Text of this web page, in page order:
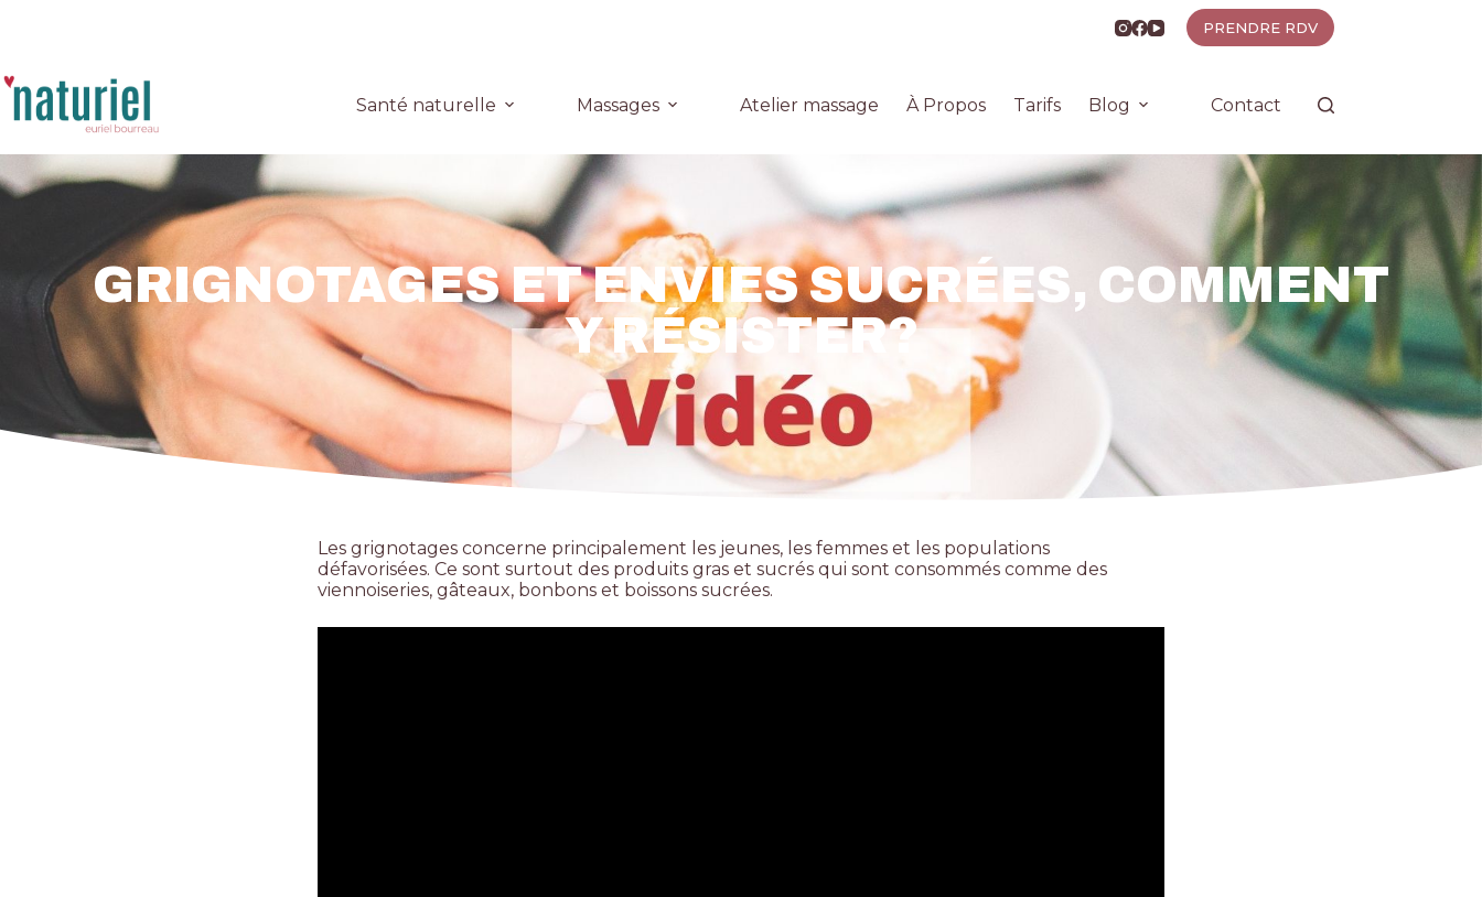
PRENDRE RDV
Santé naturelle Massages Atelier massage À Propos Tarifs Blog Contact
GRIGNOTAGES ET ENVIES SUCRÉES, COMMENT
Y RÉSISTER?
Les grignotages concerne principalement les jeunes, les femmes et les populations
défavorisées. Ce sont surtout des produits gras et sucrés qui sont consommés comme des
viennoiseries, gâteaux, bonbons et boissons sucrées.